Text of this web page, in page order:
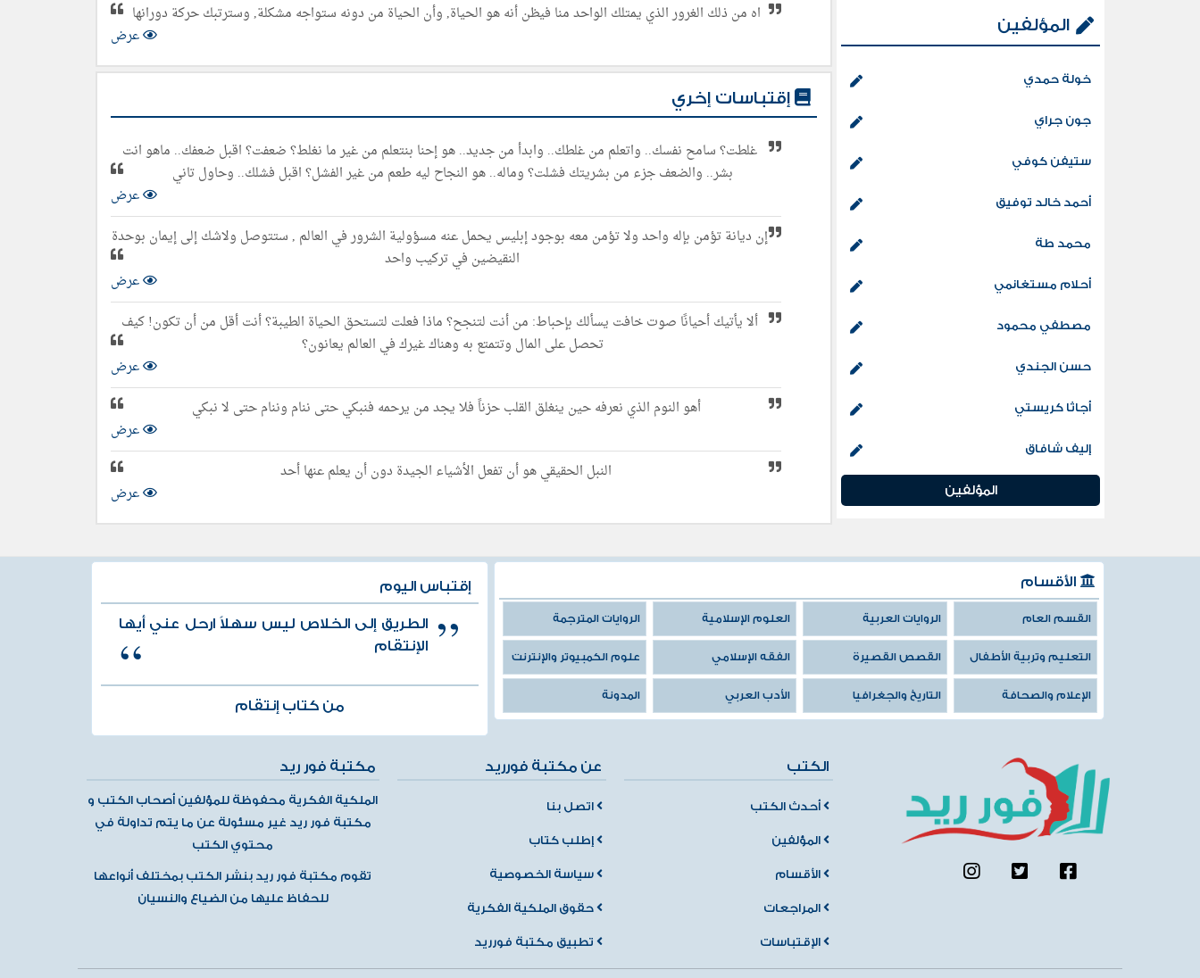
اه من ذلك الغرور الذي يمتلك الواحد منا فيظن أنه هو الحياة, وأن الحياة من دونه ستواجه مشكلة, وسترتبك حركة دورانها
عرض
إقتباسات إخري
غلطت؟ سامح نفسك.. واتعلم من غلطك.. وابدأ من جديد.. هو إحنا بنتعلم من غير ما نغلط؟ ضعفت؟ اقبل ضعفك.. ماهو انت
بشر.. والضعف جزء من بشريتك فشلت؟ وماله.. هو النجاح ليه طعم من غير الفشل؟ اقبل فشلك.. وحاول تاني
عرض
إن ديانة تؤمن بإله واحد ولا تؤمن معه بوجود إبليس يحمل عنه مسؤولية الشرور في العالم , ستتوصل ولاشك إلى إيمان بوحدة
النقيضين في تركيب واحد
عرض
ألا يأتيك أحيانًا صوت خافت يسألك بإحباط: من أنت لتنجح؟ ماذا فعلت لتستحق الحياة الطيبة؟ أنت أقل من أن تكون! كيف
تحصل على المال وتتمتع به وهناك غيرك في العالم يعانون؟
عرض
أهو النوم الذي نعرفه حين ينغلق القلب حزناً فلا يجد من يرحمه فنبكي حتى ننام وننام حتى لا نبكي
عرض
النبل الحقيقي هو أن تفعل الأشياء الجيدة دون أن يعلم عنها أحد
عرض
المؤلفين
خولة حمدي
جون جراي
ستيفن كوفي
أحمد خالد توفيق
محمد طة
أحلام مستغانمي
مصطفي محمود
حسن الجندي
أجاثا كريستي
إليف شافاق
المؤلفين
الأقسام
القسم العام الروايات العربية العلوم الإسلامية الروايات المترجمة
التعليم وتربية الأطفال القصص القصيرة الفقه الإسلامي علوم الكمبيوتر والإنترنت
الإعلام والصحافة التاريخ والجغرافيا الأدب العربي المدونة
إقتباس اليوم
الطريق إلى الخلاص ليس سهلاً ارحل عني أيها
الإنتقام
من كتاب إنتقام
مكتبة فور ريد
الملكية الفكرية محفوظة للمؤلفين أصحاب الكتب و
مكتبة فور ريد غير مسئولة عن ما يتم تداولة في
محتوي الكتب
تقوم مكتبة فور ريد بنشر الكتب بمختلف أنواعها
للحفاظ عليها من الضياع والنسيان
عن مكتبة فورريد
اتصل بنا
إطلب كتاب
سياسة الخصوصية
حقوق الملكية الفكرية
تطبيق مكتبة فورريد
الكتب
أحدث الكتب
المؤلفين
الأقسام
المراجعات
الإقتباسات